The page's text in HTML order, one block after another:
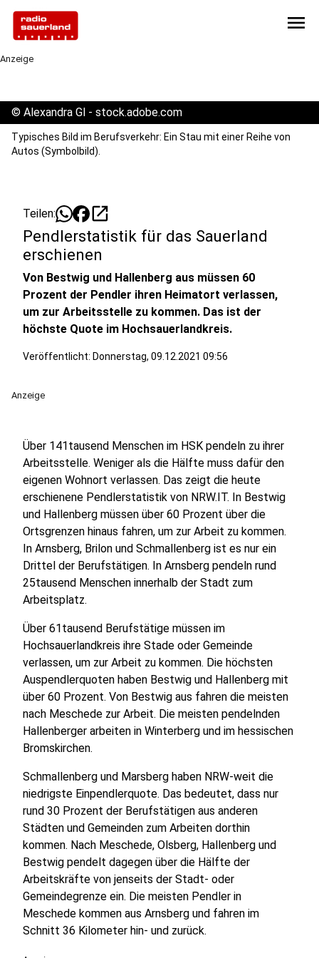
menu
Anzeige
© Alexandra Gl - stock.adobe.com
Typisches Bild im Berufsverkehr: Ein Stau mit einer Reihe von
Autos (Symbolbild).
Teilen: open_in_new
Pendlerstatistik für das Sauerland
erschienen
Von Bestwig und Hallenberg aus müssen 60
Prozent der Pendler ihren Heimatort verlassen,
um zur Arbeitsstelle zu kommen. Das ist der
höchste Quote im Hochsauerlandkreis.
Veröffentlicht: Donnerstag, 09.12.2021 09:56
Anzeige
Über 141tausend Menschen im HSK pendeln zu ihrer
Arbeitsstelle. Weniger als die Hälfte muss dafür den
eigenen Wohnort verlassen. Das zeigt die heute
erschienene Pendlerstatistik von NRW.IT. In Bestwig
und Hallenberg müssen über 60 Prozent über die
Ortsgrenzen hinaus fahren, um zur Arbeit zu kommen.
In Arnsberg, Brilon und Schmallenberg ist es nur ein
Drittel der Berufstätigen. In Arnsberg pendeln rund
25tausend Menschen innerhalb der Stadt zum
Arbeitsplatz.
Über 61tausend Berufstätige müssen im
Hochsauerlandkreis ihre Stade oder Gemeinde
verlassen, um zur Arbeit zu kommen. Die höchsten
Auspendlerquoten haben Bestwig und Hallenberg mit
über 60 Prozent. Von Bestwig aus fahren die meisten
nach Meschede zur Arbeit. Die meisten pendelnden
Hallenberger arbeiten in Winterberg und im hessischen
Bromskirchen.
Schmallenberg und Marsberg haben NRW-weit die
niedrigste Einpendlerquote. Das bedeutet, dass nur
rund 30 Prozent der Berufstätigen aus anderen
Städten und Gemeinden zum Arbeiten dorthin
kommen. Nach Meschede, Olsberg, Hallenberg und
Bestwig pendelt dagegen über die Hälfte der
Arbeitskräfte von jenseits der Stadt- oder
Gemeindegrenze ein. Die meisten Pendler in
Meschede kommen aus Arnsberg und fahren im
Schnitt 36 Kilometer hin- und zurück.